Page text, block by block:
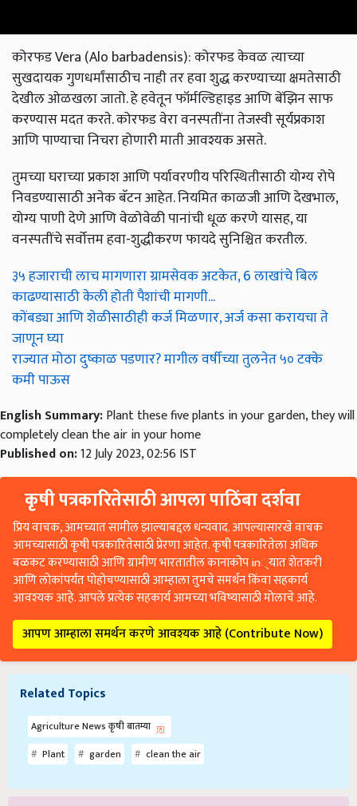
कोरफड Vera (Alo barbadensis): कोरफड केवळ त्याच्या
सुखदायक गुणधर्मांसाठीच नाही तर हवा शुद्ध करण्याच्या क्षमतेसाठी
देखील ओळखला जातो. हे हवेतून फॉर्मल्डिहाइड आणि बेंझिन साफ ​​
करण्यास मदत करते. कोरफड वेरा वनस्पतींना तेजस्वी सूर्यप्रकाश
आणि पाण्याचा निचरा होणारी माती आवश्यक असते.
तुमच्या घराच्या प्रकाश आणि पर्यावरणीय परिस्थितीसाठी योग्य रोपे
निवडण्यासाठी अनेक बॅटन आहेत. नियमित काळजी आणि देखभाल,
योग्य पाणी देणे आणि वेळोवेळी पानांची धूळ करणे यासह, या
वनस्पतींचे सर्वोत्तम हवा-शुद्धीकरण फायदे सुनिश्चित करतील.
३५ हजाराची लाच मागणारा ग्रामसेवक अटकेत, 6 लाखांचे बिल
काढण्यासाठी केली होती पैशांची मागणी...
कोंबड्या आणि शेळीसाठीही कर्ज मिळणार, अर्ज कसा करायचा ते
जाणून घ्या
राज्यात मोठा दुष्काळ पडणार? मागील वर्षीच्या तुलनेत ५० टक्के
कमी पाऊस
English Summary:Plant these five plants in your garden, they will
completely clean the air in your home
Published on:12 July 2023, 02:56 IST
कृषी पत्रकारितेसाठी आपला पाठिंबा दर्शवा
प्रिय वाचक, आमच्यात सामील झाल्याबद्दल धन्यवाद. आपल्यासारखे वाचक
आमच्यासाठी कृषी पत्रकारितेसाठी प्रेरणा आहेत. कृषी पत्रकारितेला अधिक
बळकट करण्यासाठी आणि ग्रामीण भारतातील कानाकोप in्यात शेतकरी
आणि लोकांपर्यंत पोहोचण्यासाठी आम्हाला तुमचे समर्थन किंवा सहकार्य
आवश्यक आहे. आपले प्रत्येक सहकार्य आमच्या भविष्यासाठी मोलाचे आहे.
आपण आम्हाला समर्थन करणे आवश्यक आहे (Contribute Now)
Related Topics
Agriculture News कृषी बातम्या
Plant
garden clean the air